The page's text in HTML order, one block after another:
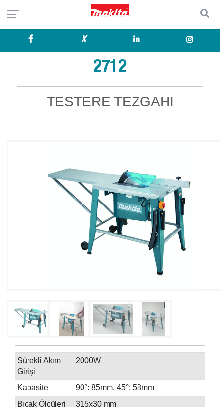
X
2712
TESTERE TEZGAHI
Sürekli Akım
Girişi
2000W
Kapasite
90°: 85mm, 45°: 58mm
Bıçak Ölçüleri
315x30 mm